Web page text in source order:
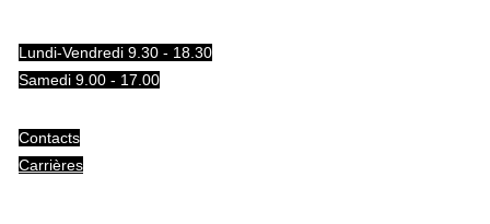
Lundi-Vendredi 9.30 - 18.30
Samedi 9.00 - 17.00
Contacts
Carrières